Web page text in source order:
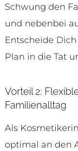
Schwung den
und nebenbei
Entscheide
Plan in die Tat
Vorteil 2:
Familienalltag
Als
optimal an den